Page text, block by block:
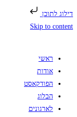
דילוג לתוכן
Skip to content
ראשי
אודות
הפודקאסט
הבלוג
לארגונים